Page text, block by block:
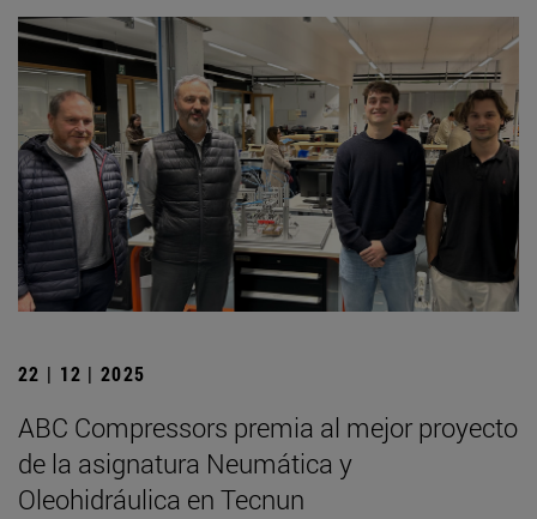
22 | 12 | 2025
ABC Compressors premia al mejor proyecto
de la asignatura Neumática y
Oleohidráulica en Tecnun